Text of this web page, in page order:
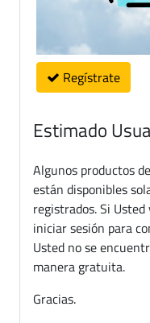
Regístrate
Estimado
Algunos productos
están disponibles
registrados. Si
iniciar sesión para
Usted no se
manera gratuita.
Gracias.